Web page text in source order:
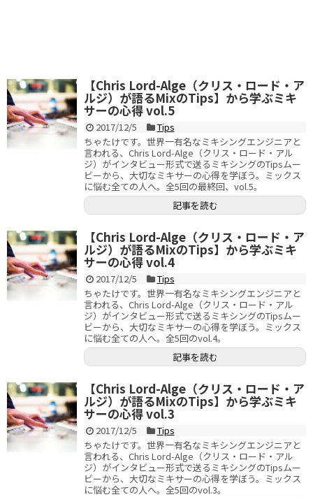
【Chris Lord-Alge（クリス・ロード・ア
ルジ）が語るMixのTips】から学ぶミキ
サーの心得 vol.5
2017/12/5
Tips
ちゃたけです。世界一有名なミキシングエンジニアと
言われる、Chris Lord-Alge（クリス・ロード・アル
ジ）がインタビュー形式で送るミキシングのTipsムー
ビーから、大切なミキサーの心得を学ぼう。ミックス
に悩む全ての人へ。全5回の最終回、vol.5。
記事を読む
【Chris Lord-Alge（クリス・ロード・ア
ルジ）が語るMixのTips】から学ぶミキ
サーの心得 vol.4
2017/12/5
Tips
ちゃたけです。世界一有名なミキシングエンジニアと
言われる、Chris Lord-Alge（クリス・ロード・アル
ジ）がインタビュー形式で送るミキシングのTipsムー
ビーから、大切なミキサーの心得を学ぼう。ミックス
に悩む全ての人へ。全5回のvol.4。
記事を読む
【Chris Lord-Alge（クリス・ロード・ア
ルジ）が語るMixのTips】から学ぶミキ
サーの心得 vol.3
2017/12/5
Tips
ちゃたけです。世界一有名なミキシングエンジニアと
言われる、Chris Lord-Alge（クリス・ロード・アル
ジ）がインタビュー形式で送るミキシングのTipsムー
ビーから、大切なミキサーの心得を学ぼう。ミックス
に悩む全ての人へ。全5回のvol.3。